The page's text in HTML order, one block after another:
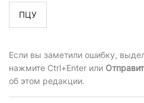
ПЦУ
Если вы заметили ошибку,
нажмите Ctrl+Enter или
об этом редакции.